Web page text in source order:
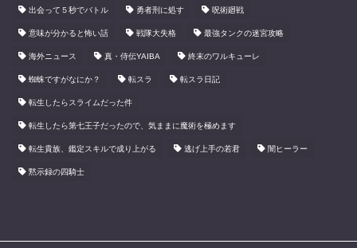
出会って５秒でバトル 勇者刑に処す 呪術廻戦
意味が分かると怖い話 戦隊大失格 最強タンクの迷宮攻略
海外ニュース 真・侍伝YAIBA 終末のワルキューレ
蜘蛛ですがなにか？ 転スラ 転スラ日記
転生したらスライムだった件
転生したら第七王子だったので、気ままに魔術を極めます
転生貴族、鑑定スキルで成り上がる 逃げ上手の若君 闇ヒーラー
黙示録の四騎士